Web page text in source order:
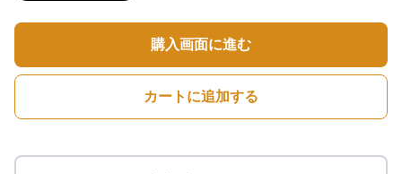
購入画面に進む
カートに追加する